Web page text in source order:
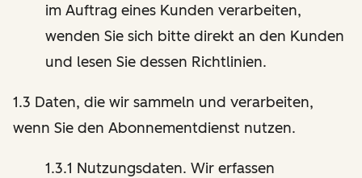
im Auftrag eines Kunden verarbeiten,
wenden Sie sich bitte direkt an den Kunden
und lesen Sie dessen Richtlinien.
1.3 Daten, die wir sammeln und verarbeiten,
wenn Sie den Abonnementdienst nutzen.
1.3.1 Nutzungsdaten. Wir erfassen